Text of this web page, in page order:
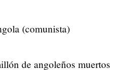
(comunista)
de angoleños muertos